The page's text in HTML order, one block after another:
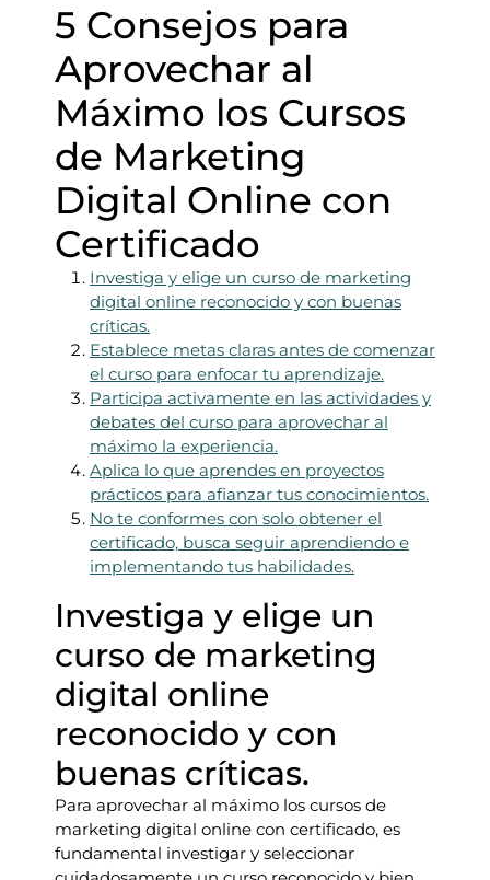
5 Consejos para
Aprovechar al
Máximo los Cursos
de Marketing
Digital Online con
Certificado
Investiga y elige un curso de marketing
digital online reconocido y con buenas
críticas.
Establece metas claras antes de comenzar
el curso para enfocar tu aprendizaje.
Participa activamente en las actividades y
debates del curso para aprovechar al
máximo la experiencia.
Aplica lo que aprendes en proyectos
prácticos para afianzar tus conocimientos.
No te conformes con solo obtener el
certificado, busca seguir aprendiendo e
implementando tus habilidades.
Investiga y elige un
curso de marketing
digital online
reconocido y con
buenas críticas.
Para aprovechar al máximo los cursos de
marketing digital online con certificado, es
fundamental investigar y seleccionar